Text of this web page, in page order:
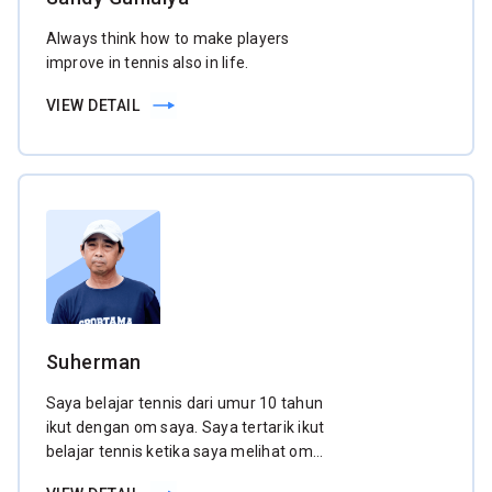
Always think how to make players
improve in tennis also in life.
VIEW DETAIL
Suherman
Saya belajar tennis dari umur 10 tahun
ikut dengan om saya. Saya tertarik ikut
belajar tennis ketika saya melihat om